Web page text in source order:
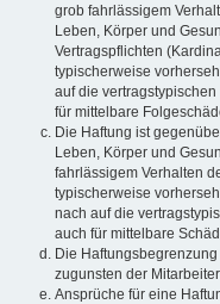
grob fahrlässigem
Leben, Körper und
Vertragspflichten
typischerweise
auf die
für mittelbare
Die Haftung ist
Leben, Körper und
fahrlässigem Verhalten
typischerweise
nach auf die
auch für mittelbare
Die
zugunsten der
Ansprüche für eine